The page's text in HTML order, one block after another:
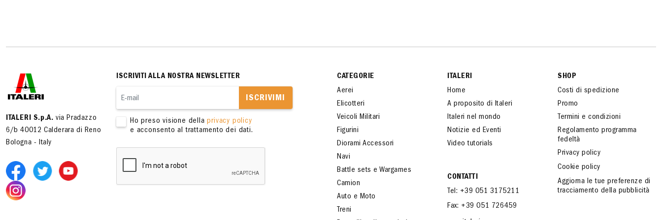
ITALERI S.p.A. via Pradazzo
6/b 40012 Calderara di Reno
Bologna - Italy
ISCRIVITI ALLA NOSTRA NEWSLETTER
ISCRIVIMI
Ho preso visione dellaprivacy policy
e acconsento al trattamento dei dati.
CATEGORIE
Aerei
Elicotteri
Veicoli Militari
Figurini
Diorami Accessori
Navi
Battle sets e Wargames
Camion
Auto e Moto
Treni
ITALERI
Home
A proposito di Italeri
Italeri nel mondo
Notizie ed Eventi
Video tutorials
CONTATTI
Tel: +39 051 3175211
Fax: +39 051 726459
SHOP
Costi di spedizione
Promo
Termini e condizioni
Regolamento programma
fedeltà
Privacy policy
Cookie policy
Aggiorna le tue preferenze di
tracciamento della pubblicità